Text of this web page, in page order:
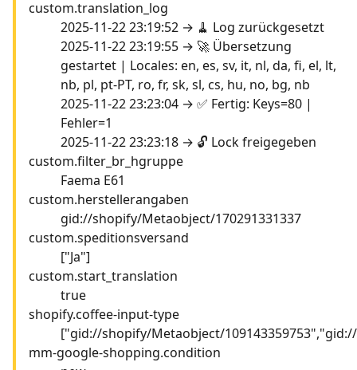
custom.translation_log
2025-11-22 23:19:52 → 🧹 Log zurückgesetzt
2025-11-22 23:19:55 → 🚀 Übersetzung
gestartet | Locales: en, es, sv, it, nl, da, fi, el, lt,
nb, pl, pt-PT, ro, fr, sk, sl, cs, hu, no, bg, nb
2025-11-22 23:23:04 → ✅ Fertig: Keys=80 |
Fehler=1
2025-11-22 23:23:18 → 🔓 Lock freigegeben
custom.filter_br_hgruppe
Faema E61
custom.herstellerangaben
gid://shopify/Metaobject/170291331337
custom.speditionsversand
["Ja"]
custom.start_translation
true
shopify.coffee-input-type
["gid://shopify/Metaobject/
mm-google-shopping.condition